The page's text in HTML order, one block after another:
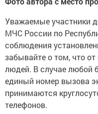
Уважаемые участники
МЧС России по
соблюдения
забывайте о том, что
людей. В случае любой
единый номер вызова
принимаются
телефонов.